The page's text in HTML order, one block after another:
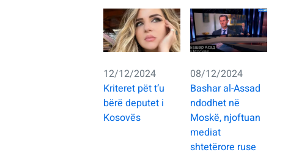
12/12/2024
Kriteret pët t’u
bërë deputet i
Kosovës
08/12/2024
Bashar al-Assad
ndodhet në
Moskë, njoftuan
mediat
shtetërore ruse